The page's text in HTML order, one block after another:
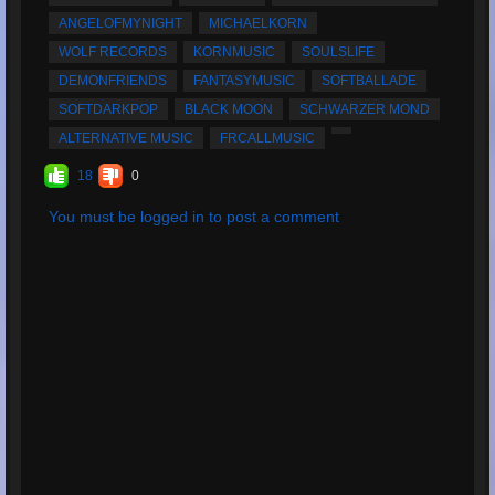
ANGELOFMYNIGHT
MICHAELKORN
WOLF RECORDS
KORNMUSIC
SOULSLIFE
DEMONFRIENDS
FANTASYMUSIC
SOFTBALLADE
SOFTDARKPOP
BLACK MOON
SCHWARZER MOND
ALTERNATIVE MUSIC
FRCALLMUSIC
18 0
You must be logged in to post a comment